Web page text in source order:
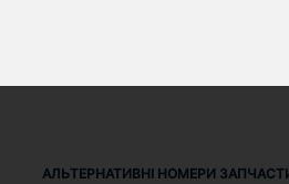
АЛЬТЕРНАТИВНІ НОМЕРИ